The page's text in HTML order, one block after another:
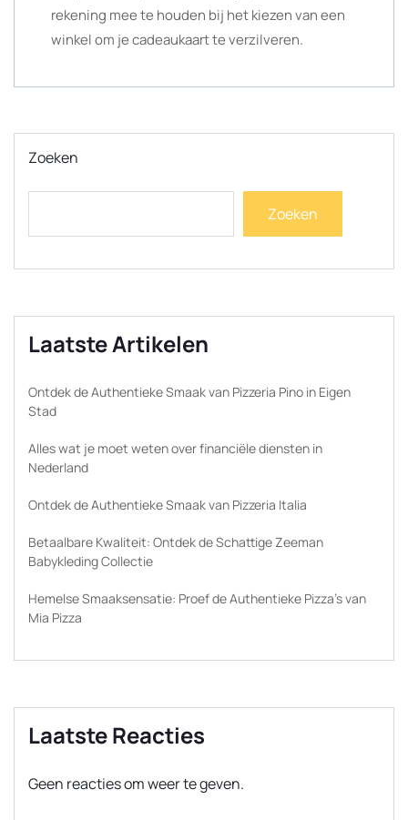
rekening mee te houden bij het kiezen van een
winkel om je cadeaukaart te verzilveren.
Zoeken
Zoeken
Laatste Artikelen
Ontdek de Authentieke Smaak van Pizzeria Pino in Eigen
Stad
Alles wat je moet weten over financiële diensten in
Nederland
Ontdek de Authentieke Smaak van Pizzeria Italia
Betaalbare Kwaliteit: Ontdek de Schattige Zeeman
Babykleding Collectie
Hemelse Smaaksensatie: Proef de Authentieke Pizza’s van
Mia Pizza
Laatste Reacties
Geen reacties om weer te geven.